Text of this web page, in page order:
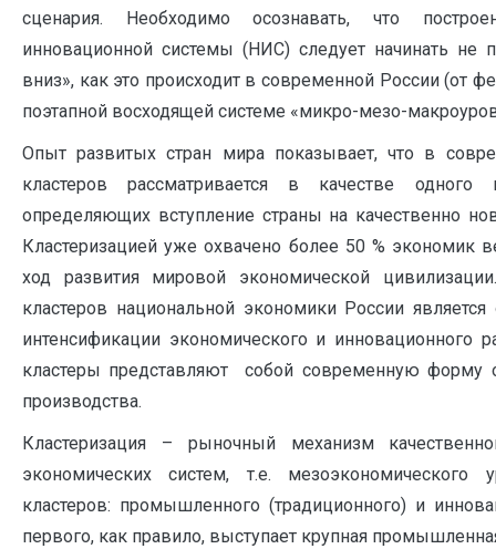
сценария. Необходимо осознавать, что
инновационной системы (НИС) следует начинать не
вниз», как это происходит в современной России (от
поэтапной восходящей системе «микро-мезо-
Опыт развитых стран мира показывает, что в
кластеров рассматривается в качестве одного
определяющих вступление страны на качественно
Кластеризацией уже охвачено более 50 % экономик
ход развития мировой экономической
кластеров национальной экономики России
интенсификации экономического и инновационного
кластеры представляют собой современную форму
производства.
Кластеризация – рыночный механизм
экономических систем, т.е.
кластеров: промышленного (традиционного) и
первого, как правило, выступает крупная